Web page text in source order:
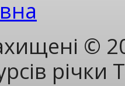
©
річки